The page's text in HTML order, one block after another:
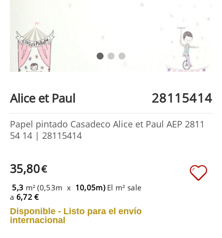
Alice et Paul 28115414
Papel pintado Casadeco Alice et Paul AEP 2811
54 14 | 28115414
35,80€
5,3 m² (0,53m x 10,05m) El m² sale
a 6,72 €
Disponible - Listo para el envío
internacional